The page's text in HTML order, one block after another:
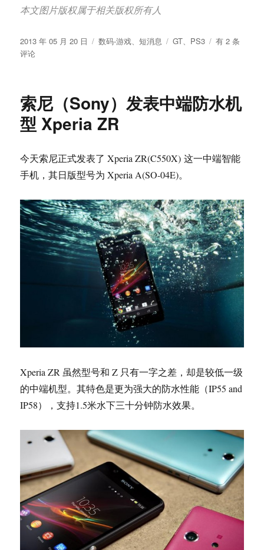
本文图片版权属于相关版权所有人
发
布
2013 年 05 月 20 日
分
数码-游戏、短消息
标
GT、 PS3
PS3
6
今
季
发
有 2 条
评论
索尼（Sony）发表中端防水机
型 Xperia ZR
今天索尼正式发表了 Xperia ZR(C550X) 这一中端智能
手机，其日版型号为 Xperia A(SO-04E)。
Xperia ZR 虽然型号和 Z 只有一字之差，却是较低一级
的中端机型。其特色是更为强大的防水性能（IP55 and
IP58），支持1.5米水下三十分钟防水效果。